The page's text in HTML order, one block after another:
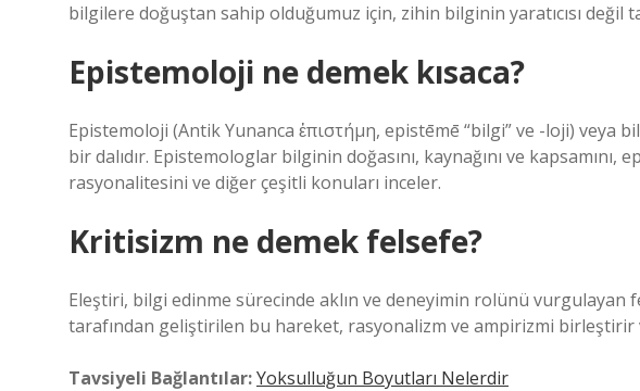
bilgilere doğuştan sahip olduğumuz için, zihin bilginin yaratıcısı değil
Epistemoloji ne demek kısaca?
Epistemoloji (Antik Yunanca ἐπιστήμη, epistēmē “bilgi” ve -loji) veya
bir dalıdır. Epistemologlar bilginin doğasını, kaynağını ve
rasyonalitesini ve diğer çeşitli konuları inceler.
Kritisizm ne demek felsefe?
Eleştiri, bilgi edinme sürecinde aklın ve deneyimin rolünü vurgulayan
tarafından geliştirilen bu hareket, rasyonalizm ve ampirizmi birleştirir
Tavsiyeli Bağlantılar:Yoksulluğun Boyutları Nelerdir